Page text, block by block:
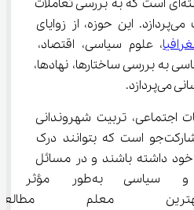
اجتماعی، یک رشته بین‌رشته‌ای است که به بررسی تعاملات
انسانی در جوامع مختلف می‌پردازد. این حوزه، از زوایای
، علوم سیاسی، اقتصاد،
و انسان‌شناسی به بررسی ساختارها، نهادها،
تربیت شهروندانی
آگاه، مسئولیت‌پذیر و مشارکت‌جو است که بتوانند درک
خود داشته باشند و در مسائل
اجتماعی، اقتصادی و
بهترین معلم